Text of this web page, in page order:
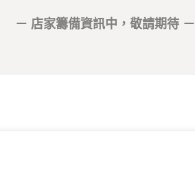
－ 店家籌備資訊中，敬請期待 －